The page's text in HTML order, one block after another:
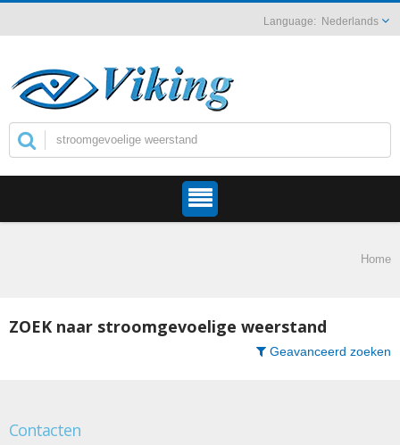
Nederlands
Home
ZOEK naar stroomgevoelige weerstand
Geavanceerd zoeken
Contacten